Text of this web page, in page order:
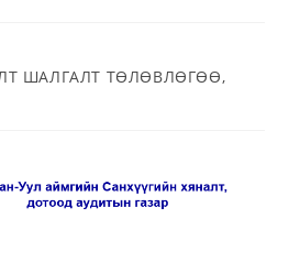
ШАЛГАЛТ ТӨЛӨВЛӨГӨӨ,